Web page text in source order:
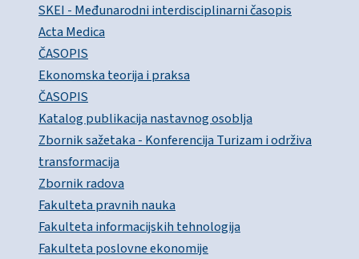
SKEI - Međunarodni interdisciplinarni časopis
Acta Medica
ČASOPIS
Ekonomska teorija i praksa
ČASOPIS
Katalog publikacija nastavnog osoblja
Zbornik sažetaka - Konferencija Turizam i održiva
transformacija
Zbornik radova
Fakulteta pravnih nauka
Fakulteta informacijskih tehnologija
Fakulteta poslovne ekonomije